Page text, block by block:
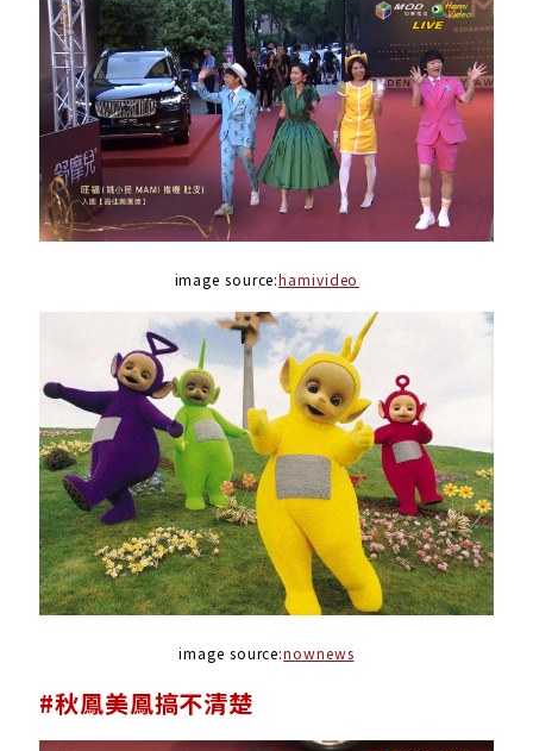
image source:hamivideo
image source:nownews
#秋鳳美鳳搞不清楚